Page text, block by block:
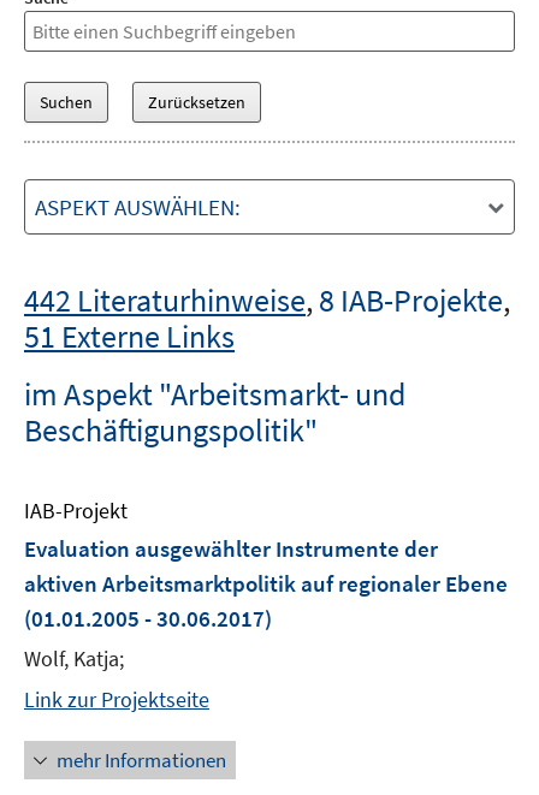
ASPEKT AUSWÄHLEN:
442 Literaturhinweise,8 IAB-Projekte,
51 Externe Links
im Aspekt "Arbeitsmarkt- und
Beschäftigungspolitik"
IAB-Projekt
Evaluation ausgewählter Instrumente der
aktiven Arbeitsmarktpolitik auf regionaler Ebene
(01.01.2005 - 30.06.2017)
Wolf, Katja;
Link zur Projektseite
mehr Informationen